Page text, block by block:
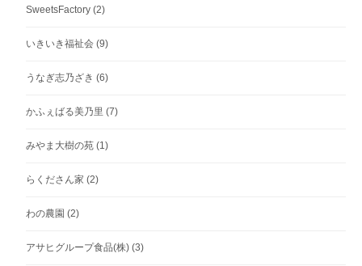
SweetsFactory (2)
いきいき福祉会 (9)
うなぎ志乃ざき (6)
かふぇばる美乃里 (7)
みやま大樹の苑 (1)
らくださん家 (2)
わの農園 (2)
アサヒグループ食品(株) (3)